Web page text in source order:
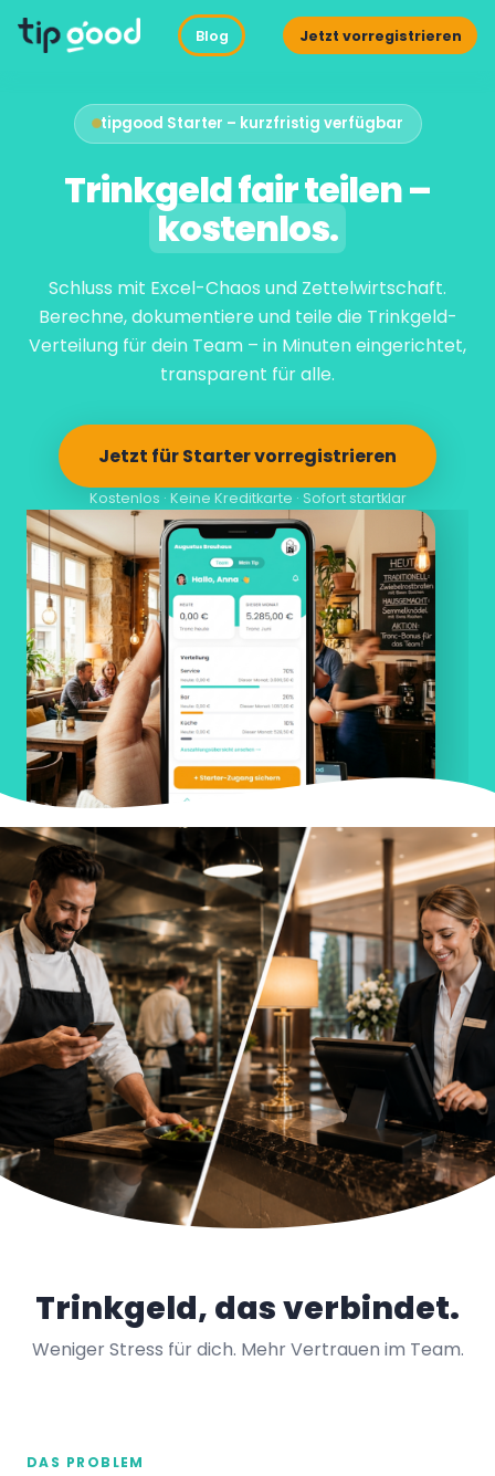
Blog Jetzt vorregistrieren
tipgood Starter – kurzfristig verfügbar
Trinkgeld fair teilen –
kostenlos.
Schluss mit Excel-Chaos und Zettelwirtschaft.
Berechne, dokumentiere und teile die Trinkgeld-
Verteilung für dein Team – in Minuten eingerichtet,
transparent für alle.
Jetzt für Starter vorregistrieren
Kostenlos · Keine Kreditkarte · Sofort startklar
Trinkgeld, das verbindet.
Weniger Stress für dich. Mehr Vertrauen im Team.
DAS PROBLEM